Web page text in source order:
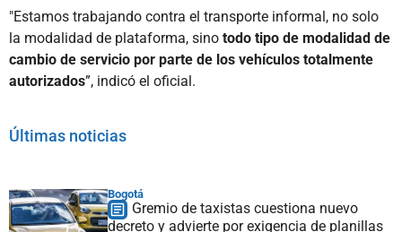
"Estamos trabajando contra el transporte informal, no solo
la modalidad de plataforma, sino todo tipo de modalidad de
cambio de servicio por parte de los vehículos totalmente
autorizados”, indicó el oficial.
Últimas noticias
Bogotá
Gremio de taxistas cuestiona nuevo
decreto y advierte por exigencia de planillas